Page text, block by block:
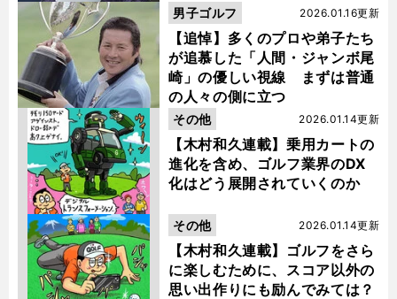
【追悼】多くのプロや弟子たち
が追慕した「人間・ジャンボ尾
崎」の優しい視線 まずは普通
の人々の側に立つ
2026.01.16更新
男子ゴルフ
【木村和久連載】乗用カートの
進化を含め、ゴルフ業界のDX
化はどう展開されていくのか
2026.01.14更新
その他
【木村和久連載】ゴルフをさら
に楽しむために、スコア以外の
思い出作りにも励んでみては？
2026.01.14更新
その他